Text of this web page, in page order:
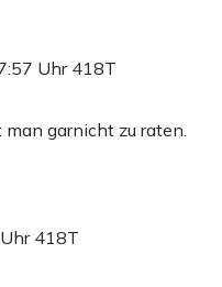
Uhr 418T
man garnicht zu raten.
418T